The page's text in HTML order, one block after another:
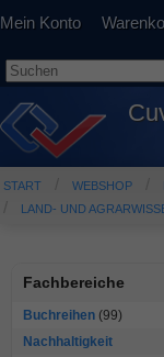
Mein Konto
START WEBSHOP
LAND- UND
Fachbereiche
Buchreihen (99)
Nachhaltigkeit